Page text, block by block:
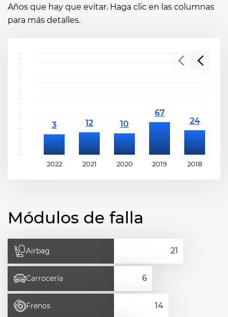
Años que hay que evitar. Haga clic en las columnas
para más detalles.
2022 2021 2020 2019 2018
Módulos de falla
Airbag
Carrocería
Frenos